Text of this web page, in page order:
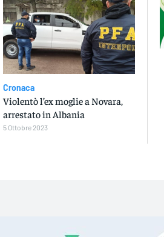
Cronaca
Violentò l’ex moglie a Novara,
arrestato in Albania
5 Ottobre 2023